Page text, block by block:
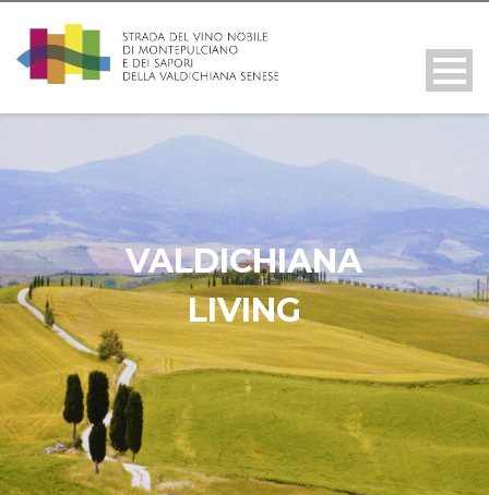
VALDICHIANA
LIVING